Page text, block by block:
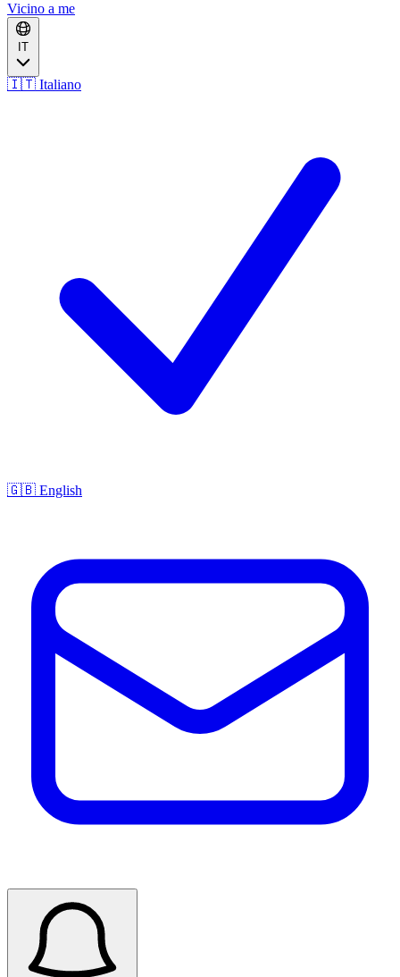
Vicino a me
IT
🇮🇹 Italiano
🇬🇧 English